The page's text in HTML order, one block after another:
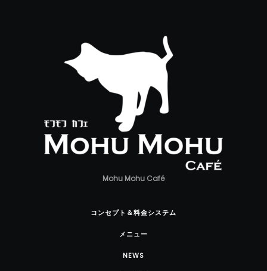
Mohu Mohu Café
コンセプト＆料金システム
メニュー
NEWS